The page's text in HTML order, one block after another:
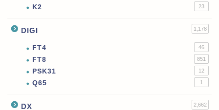
K2 23
DIGI 1,178
FT4 46
FT8 851
PSK31 12
Q65 1
DX 2,662